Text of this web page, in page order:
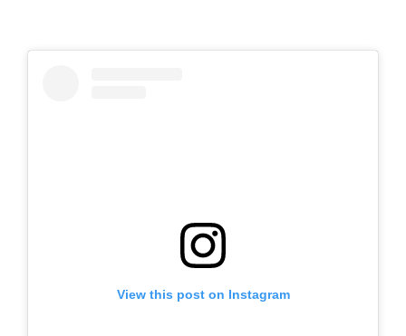
View this post on Instagram